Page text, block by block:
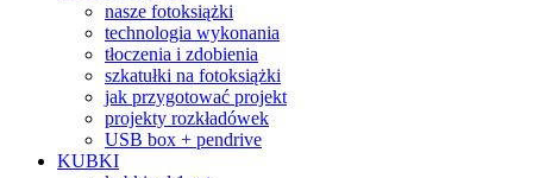
nasze fotoksiążki
technologia wykonania
tłoczenia i zdobienia
szkatułki na fotoksiążki
jak przygotować projekt
projekty rozkładówek
USB box + pendrive
KUBKI